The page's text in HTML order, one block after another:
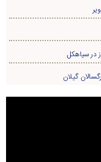
گیلان